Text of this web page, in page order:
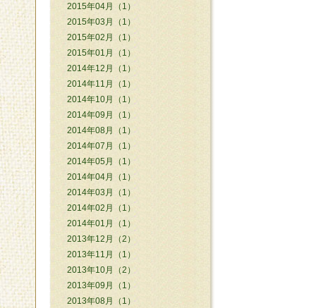
2015年04月（1）
2015年03月（1）
2015年02月（1）
2015年01月（1）
2014年12月（1）
2014年11月（1）
2014年10月（1）
2014年09月（1）
2014年08月（1）
2014年07月（1）
2014年05月（1）
2014年04月（1）
2014年03月（1）
2014年02月（1）
2014年01月（1）
2013年12月（2）
2013年11月（1）
2013年10月（2）
2013年09月（1）
2013年08月（1）